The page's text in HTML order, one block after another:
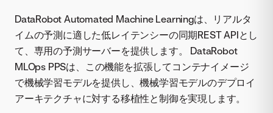
DataRobot Automated Machine Learningは、リアルタ
イムの予測に適した低レイテンシーの同期REST APIとし
て、専用の予測サーバーを提供します。 DataRobot
MLOps PPSは、この機能を拡張してコンテナイメージ
で機械学習モデルを提供し、機械学習モデルのデプロイ
アーキテクチャに対する移植性と制御を実現します。